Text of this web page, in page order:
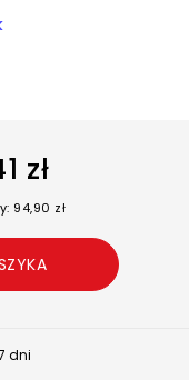
zł
94,90 zł
dni